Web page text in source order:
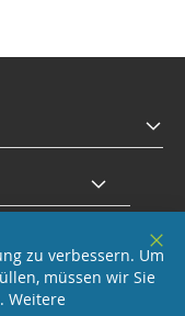
zu verbessern. Um
müssen wir Sie
Weitere